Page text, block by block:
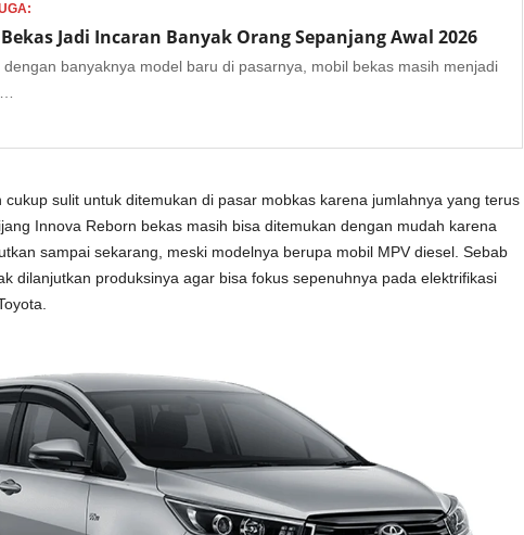
Jadi Incaran Banyak Orang Sepanjang Awal 2026
dengan banyaknya model baru di pasarnya, mobil bekas masih menjadi
cukup sulit untuk ditemukan di pasar mobkas karena jumlahnya yang terus
Innova Reborn bekas masih bisa ditemukan dengan mudah karena
sampai sekarang, meski modelnya berupa mobil MPV diesel. Sebab
dilanjutkan produksinya agar bisa fokus sepenuhnya pada elektrifikasi